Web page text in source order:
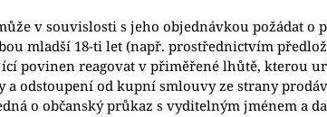
v souvislosti s jeho objednávkou požádat o
mladší 18-ti let (např. prostřednictvím
povinen reagovat v přiměřené lhůtě, kterou
odstoupení od kupní smlouvy ze strany
o občanský průkaz s vyditelným jménem a